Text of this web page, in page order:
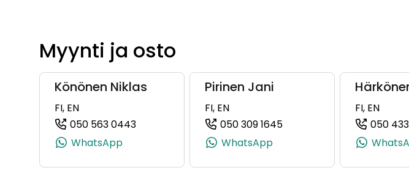
Myynti ja osto
Könönen Niklas
FI, EN
050 563 0443
(+358505630443, 0505630443, +358 50 563 0443)
WhatsApp
Pirinen Jani
FI, EN
050 309 1645
(+358503091645,
WhatsApp
FI, EN
050